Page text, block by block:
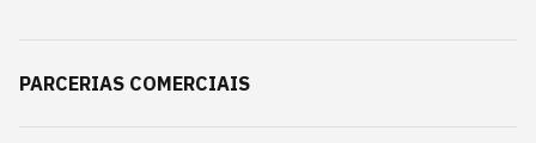
PARCERIAS COMERCIAIS